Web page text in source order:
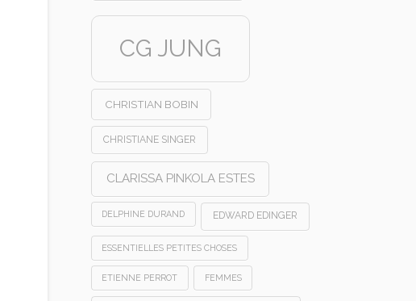
CG JUNG
CHRISTIAN BOBIN
CHRISTIANE SINGER
CLARISSA PINKOLA ESTES
DELPHINE DURAND EDWARD EDINGER
ESSENTIELLES PETITES CHOSES
ETIENNE PERROT FEMMES